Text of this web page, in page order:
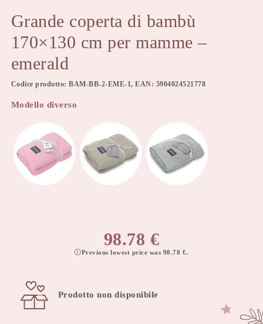
Grande coperta di bambù
170×130 cm per mamme –
emerald
Codice prodotto: BAM-BB-2-EME-1, EAN: 5904024521778
Modello diverso
98.78 €
Previous lowest price was 98.78 €.
Prodotto non disponibile